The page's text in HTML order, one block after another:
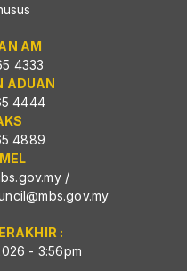
AM
4333
ADUAN
4444
4889
/
:
- 3:56pm